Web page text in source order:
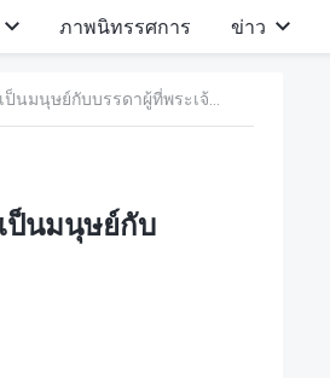
ภาพนิทรรศการ ข่าว
ป็นมนุษย์กับ